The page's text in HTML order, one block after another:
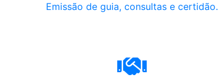
Emissão de guia, consultas e certidão.